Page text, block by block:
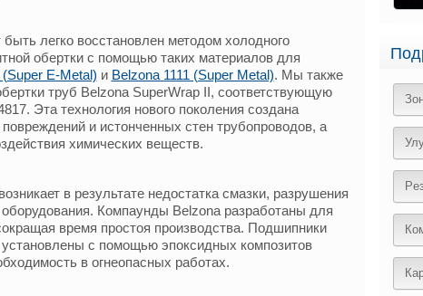
легко восстановлен методом холодного
обертки с помощью таких материалов для
E-Metal) и Belzona 1111 (Super Metal). Мы также
труб Belzona SuperWrap II, соответствующую
Эта технология нового поколения создана
и истонченных стен трубопроводов, а
химических веществ.
в результате недостатка смазки, разрушения
Компаунды Belzona разработаны для
время простоя производства. Подшипники
с помощью эпоксидных композитов
в огнеопасных работах.